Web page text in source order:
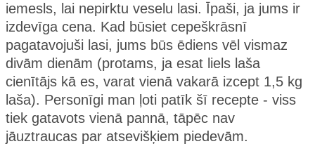
iemesls, lai nepirktu veselu lasi. Īpaši, ja jums ir
izdevīga cena. Kad būsiet cepeškrāsnī
pagatavojuši lasi, jums būs ēdiens vēl vismaz
divām dienām (protams, ja esat liels laša
cienītājs kā es, varat vienā vakarā izcept 1,5 kg
laša). Personīgi man ļoti patīk šī recepte - viss
tiek gatavots vienā pannā, tāpēc nav
jāuztraucas par atsevišķiem piedevām.